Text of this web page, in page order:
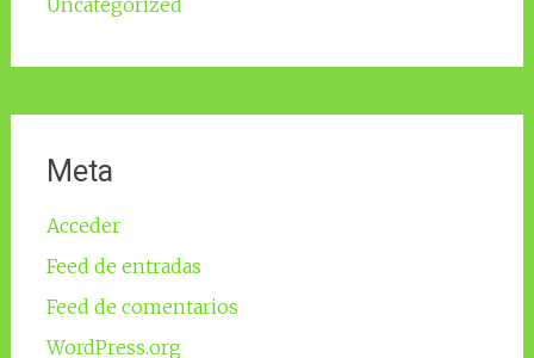
Uncategorized
Meta
Acceder
Feed de entradas
Feed de comentarios
WordPress.org